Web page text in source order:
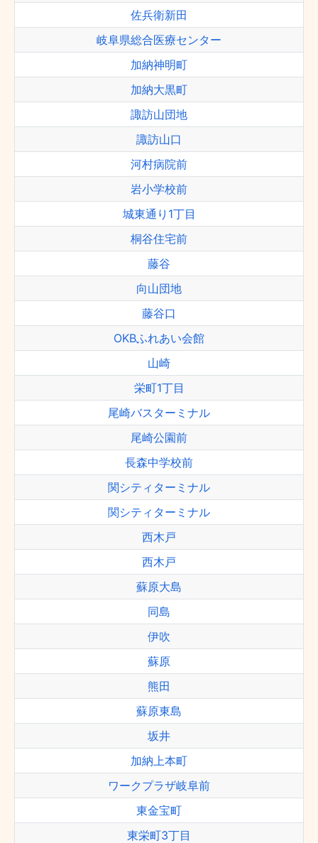
佐兵衛新田
岐阜県総合医療センター
加納神明町
加納大黒町
諏訪山団地
諏訪山口
河村病院前
岩小学校前
城東通り1丁目
桐谷住宅前
藤谷
向山団地
藤谷口
OKBふれあい会館
山崎
栄町1丁目
尾崎バスターミナル
尾崎公園前
長森中学校前
関シティターミナル
関シティターミナル
西木戸
西木戸
蘇原大島
同島
伊吹
蘇原
熊田
蘇原東島
坂井
加納上本町
ワークプラザ岐阜前
東金宝町
東栄町3丁目